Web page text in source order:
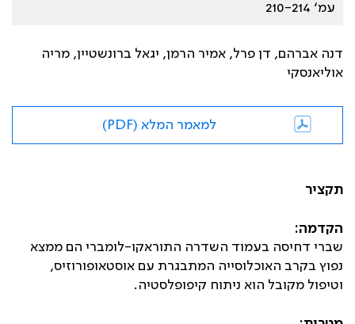
עמ׳ 210-214
דנה אברהם, דן פרל, אמיר הרמן, יגאל ברונשטיין, מריה
אוליאנסקי
למאמר המלא (PDF)
תקציר
הקדמה:
שברי דחיסה בעמוד השדרה התוראקו-לומברי הם ממצא
נפוץ בקרב האוכלוסייה המתבגרת עם אוסטאופורוזיס,
וטיפול מקובל הוא ניתוח קיפופלסטיה.